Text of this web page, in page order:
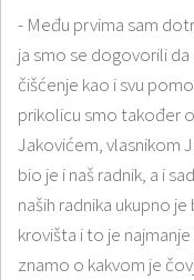
- Među prvima sam
ja smo se dogovorili
čišćenje kao i svu
prikolicu smo također
Jakovićem, vlasnikom
bio je i naš radnik, a i
naših radnika ukupno
krovišta i to je
znamo o kakvom je